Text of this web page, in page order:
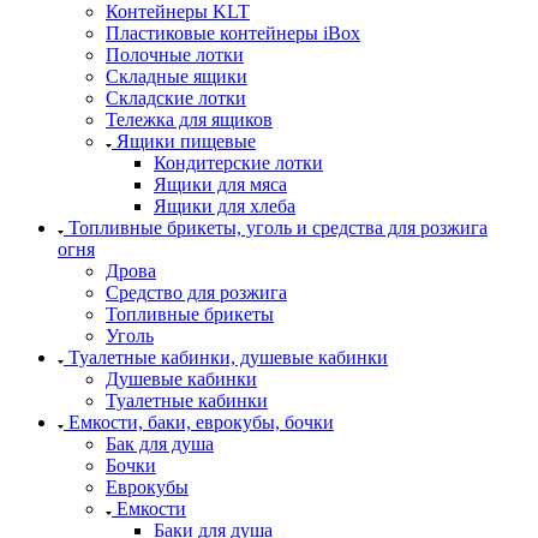
Контейнеры KLT
Пластиковые контейнеры iBox
Полочные лотки
Складные ящики
Складские лотки
Тележка для ящиков
Ящики пищевые
Кондитерские лотки
Ящики для мяса
Ящики для хлеба
Топливные брикеты, уголь и средства для розжига
огня
Дрова
Средство для розжига
Топливные брикеты
Уголь
Туалетные кабинки, душевые кабинки
Душевые кабинки
Туалетные кабинки
Емкости, баки, еврокубы, бочки
Бак для душа
Бочки
Еврокубы
Емкости
Баки для душа